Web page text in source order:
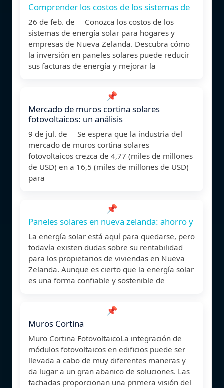
Comprender los costos de los sistemas de
26 de feb. de Conozca los costos de los
sistemas de energía solar para hogares y
empresas de Nueva Zelanda. Descubra cómo
la inversión en paneles solares puede reducir
sus facturas de energía y mejorar la
📌
Mercado de muros cortina solares
fotovoltaicos: un análisis
9 de jul. de Se espera que la industria del
mercado de muros cortina solares
fotovoltaicos crezca de 4,77 (miles de millones
de USD) en a 16,5 (miles de millones de USD)
para
📌
Paneles solares en nueva zelanda: ahorro y
La energía solar está aquí para quedarse, pero
todavía existen dudas sobre su rentabilidad
para los propietarios de viviendas en Nueva
Zelanda. Aunque es cierto que la energía solar
es una forma confiable y sostenible de
📌
Muros Cortina
Muro Cortina FotovoltaicoLa integración de
módulos fotovoltaicos en edificios puede ser
llevada a cabo de muy diferentes maneras y
da lugar a un gran abanico de soluciones. Las
fachadas proporcionan una primera visión del